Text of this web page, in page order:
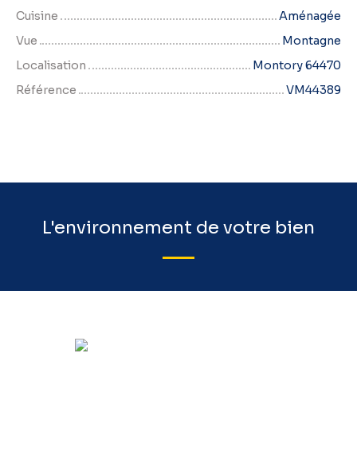
Cuisine
Aménagée
Vue
Montagne
Localisation
Montory 64470
Référence
VM44389
L'environnement de votre bien